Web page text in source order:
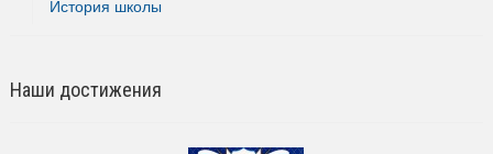
История школы
Наши достижения